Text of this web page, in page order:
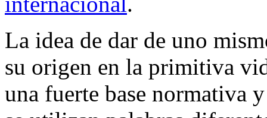
La idea de dar de uno
su origen en la primitiva
una fuerte base normativa